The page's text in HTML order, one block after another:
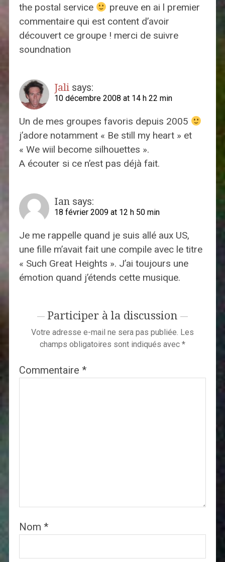
the postal service
preuve en ai l premier
commentaire qui est content d’avoir
découvert ce groupe ! merci de suivre
soundnation
Jali says:
10 décembre 2008 at 14 h 22 min
Un de mes groupes favoris depuis 2005
j’adore notamment « Be still my heart » et
« We wiil become silhouettes ».
A écouter si ce n’est pas déjà fait.
Ian says:
18 février 2009 at 12 h 50 min
Je me rappelle quand je suis allé aux US,
une fille m’avait fait une compile avec le titre
« Such Great Heights ». J’ai toujours une
émotion quand j’étends cette musique.
Participer à la discussion
Votre adresse e-mail ne sera pas publiée. Les
champs obligatoires sont indiqués avec *
Commentaire *
Nom *